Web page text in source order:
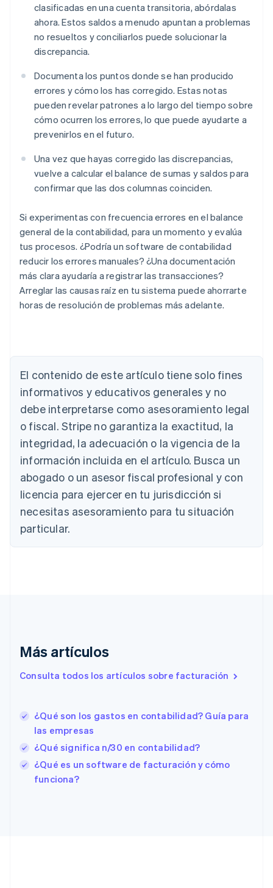
clasificadas en una cuenta transitoria, abórdalas
ahora. Estos saldos a menudo apuntan a problemas
no resueltos y conciliarlos puede solucionar la
discrepancia.
Documenta los puntos donde se han producido
errores y cómo los has corregido. Estas notas
pueden revelar patrones a lo largo del tiempo sobre
cómo ocurren los errores, lo que puede ayudarte a
prevenirlos en el futuro.
Una vez que hayas corregido las discrepancias,
vuelve a calcular el balance de sumas y saldos para
confirmar que las dos columnas coinciden.
Si experimentas con frecuencia errores en el balance
general de la contabilidad, para un momento y evalúa
tus procesos. ¿Podría un software de contabilidad
reducir los errores manuales? ¿Una documentación
más clara ayudaría a registrar las transacciones?
Arreglar las causas raíz en tu sistema puede ahorrarte
horas de resolución de problemas más adelante.
El contenido de este artículo tiene solo fines
informativos y educativos generales y no
debe interpretarse como asesoramiento legal
o fiscal. Stripe no garantiza la exactitud, la
integridad, la adecuación o la vigencia de la
información incluida en el artículo. Busca un
abogado o un asesor fiscal profesional y con
licencia para ejercer en tu jurisdicción si
necesitas asesoramiento para tu situación
particular.
Más artículos
Consulta todos los artículos sobre facturación
¿Qué son los gastos en contabilidad? Guía para
las empresas
¿Qué significa n/30 en contabilidad?
¿Qué es un software de facturación y cómo
funciona?
English
Austria
Deutsch English
Bélgica
Nederlands Français English
Brasil
PortuguêsEnglish
Bulgaria
Canadá
English Français
China continental
Chipre
English
Eslovenia
English Italiano
España
EnglishEspañol简体中文
Estonia
English
Finlandia
EnglishSvenska
Francia